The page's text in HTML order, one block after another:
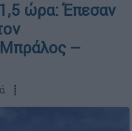
ώρα: Έπεσαν
Μπράλος –
┋